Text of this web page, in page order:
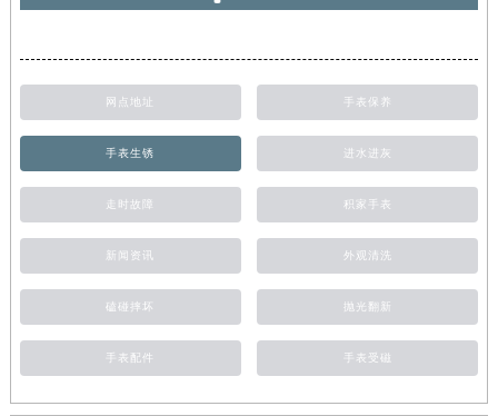
网点地址 手表保养
手表生锈 进水进灰
走时故障 积家手表
新闻资讯 外观清洗
磕碰摔坏 抛光翻新
手表配件 手表受磁